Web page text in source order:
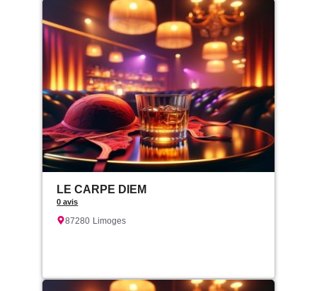
LE CARPE DIEM
0 avis
87280 Limoges